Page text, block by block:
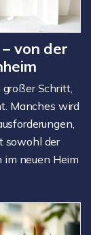
von der
Schritt,
Manches wird
sowohl der
im neuen Heim